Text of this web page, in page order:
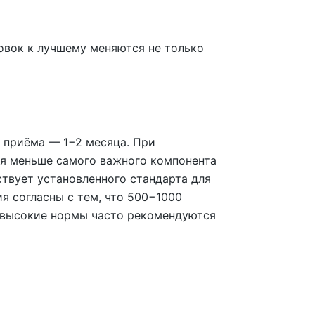
к лучшему меняются не только
приёма — 1−2 месяца. При
меньше самого важного компонента
установленного стандарта для
согласны с тем, что 500−1000
нормы часто рекомендуются